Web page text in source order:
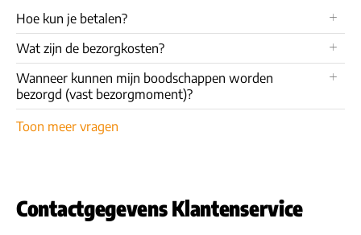
Hoe kun je betalen?
Wat zijn de bezorgkosten?
Wanneer kunnen mijn boodschappen worden
bezorgd (vast bezorgmoment)?
Toon meer vragen
Contactgegevens Klantenservice